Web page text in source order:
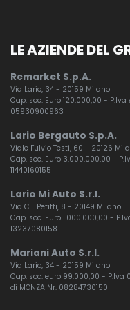
LE AZIENDE DEL
Remarket S.p.A.
Via Lario, 34 - 20159 Milano
Cap. soc. Euro 120.000,00 -
05930900963
Lario Bergauto S.p.A.
Viale Fulvio Testi, 60 - 20126
Cap. soc. Euro 3.000.000,00 -
11440160155
Lario Mi Auto S.r.l.
Via C.I. Petitti, 8 - 20149 Milano
Cap. soc. Euro 1.000.000,00 -
13237080158
Mariani Auto S.r.l.
Via Lario, 34 - 20159 Milano
Cap. soc. euro 99.000,00 - P.Iva
di MONZA Nr. 08284730150